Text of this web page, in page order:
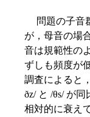
問題の子音
が，母音の場
音は規範性の
ずしも頻度が
調査によると，
ðz/ と /θs/ が
相対的に衰え